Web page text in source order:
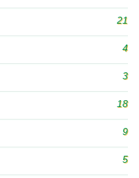
21
4
3
18
9
5